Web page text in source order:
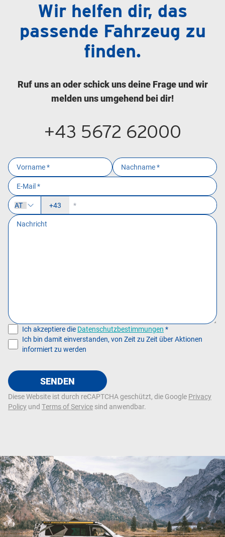
Wir helfen dir, das
passende Fahrzeug zu
finden.
Ruf uns an oder schick uns deine Frage und wir
melden uns umgehend bei dir!
+43 5672 62000
+43
Ich akzeptiere die Datenschutzbestimmungen *
Ich bin damit einverstanden, von Zeit zu Zeit über Aktionen
informiert zu werden
SENDEN
Diese Website ist durch reCAPTCHA geschützt, die Google Privacy
Policy und Terms of Service sind anwendbar.